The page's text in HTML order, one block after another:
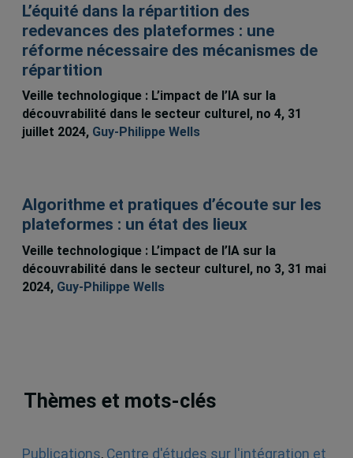
L’équité dans la répartition des
redevances des plateformes : une
réforme nécessaire des mécanismes de
répartition
Veille technologique : L’impact de l’IA sur la
découvrabilité dans le secteur culturel, no 4, 31
juillet 2024, Guy-Philippe Wells
Algorithme et pratiques d’écoute sur les
plateformes : un état des lieux
Veille technologique : L’impact de l’IA sur la
découvrabilité dans le secteur culturel, no 3, 31 mai
2024, Guy-Philippe Wells
Thèmes et mots-clés
Publications, Centre d'études sur l'intégration et